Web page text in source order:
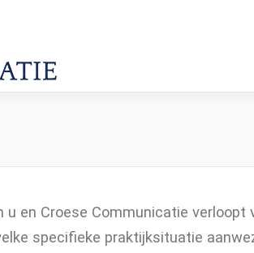
en Croese Communicatie verloopt
specifieke praktijksituatie